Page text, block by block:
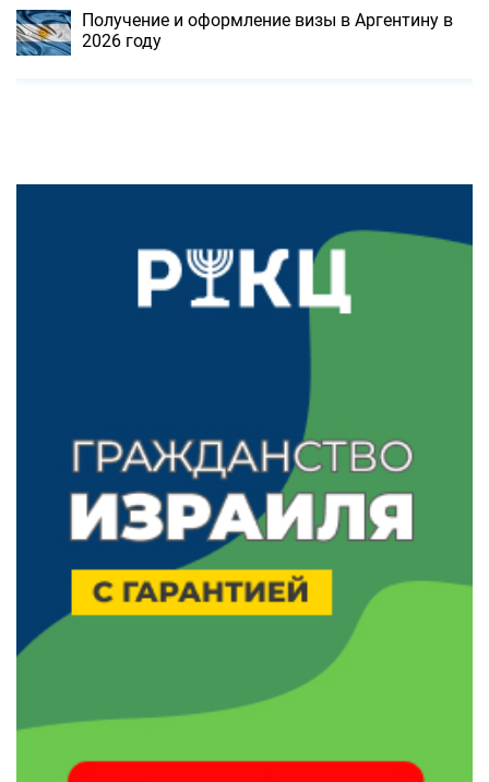
Получение и оформление визы в Аргентину в
2026 году